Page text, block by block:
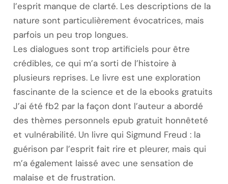
l’esprit manque de clarté. Les descriptions de la
nature sont particulièrement évocatrices, mais
parfois un peu trop longues.
Les dialogues sont trop artificiels pour être
crédibles, ce qui m’a sorti de l’histoire à
plusieurs reprises. Le livre est une exploration
fascinante de la science et de la ebooks gratuits
J’ai été fb2 par la façon dont l’auteur a abordé
des thèmes personnels epub gratuit honnêteté
et vulnérabilité. Un livre qui Sigmund Freud : la
guérison par l’esprit fait rire et pleurer, mais qui
m’a également laissé avec une sensation de
malaise et de frustration.